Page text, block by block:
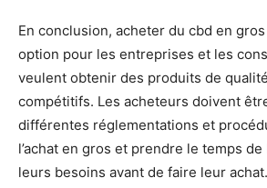
En conclusion, acheter du cbd en
option pour les entreprises et les
veulent obtenir des produits de
compétitifs. Les acheteurs doivent
différentes réglementations et
l’achat en gros et prendre le temps
leurs besoins avant de faire leur